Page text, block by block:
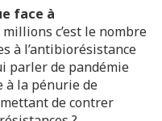
face à
millions c’est le nombre
à l’antibiorésistance
parler de pandémie
à la pénurie de
de contrer